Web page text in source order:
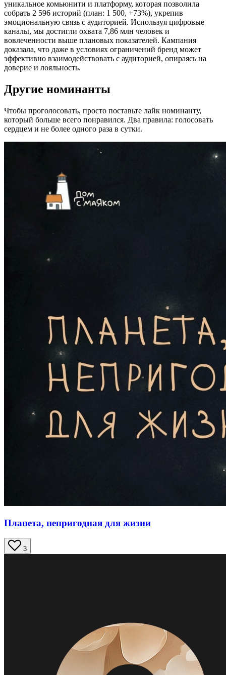
уникальное комьюнити и платформу, которая позволила
собрать 2 596 историй (план: 1 500, +73%), укрепив
эмоциональную связь с аудиторией. Используя цифровые
каналы, мы достигли охвата 7,86 млн человек и
вовлеченности выше плановых показателей. Кампания
доказала, что даже в условиях ограничений бренд может
эффективно взаимодействовать с аудиторией, опираясь на
доверие и лояльность.
Другие номинанты
Чтобы проголосовать, просто поставьте лайк номинанту,
который больше всего понравился. Два правила: голосовать
сердцем и не более одного раза в сутки.
Планета, непригодная для жизни
3